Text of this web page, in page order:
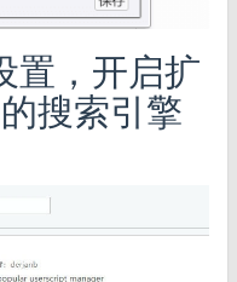
置，开启扩
的搜索引擎